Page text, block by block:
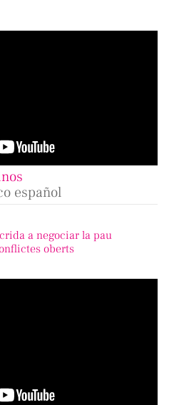
español
a negociar la pau
oberts